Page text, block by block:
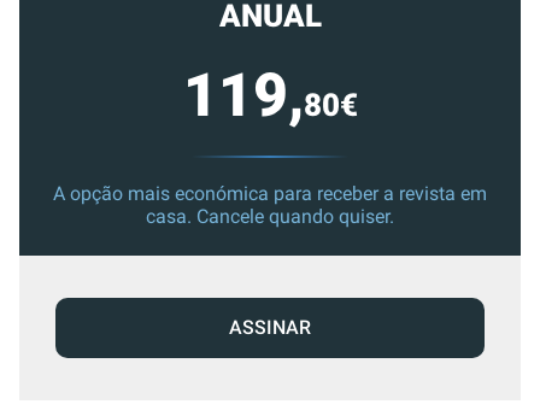
ANUAL
119,80€
A opção mais económica para receber a revista em
casa. Cancele quando quiser.
ASSINAR